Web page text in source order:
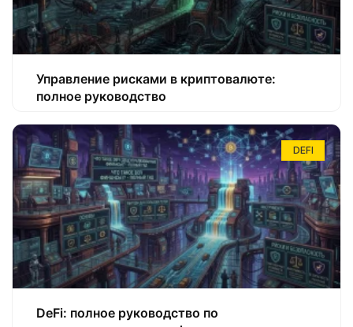
Управление рисками в криптовалюте:
полное руководство
DEFI
DeFi: полное руководство по